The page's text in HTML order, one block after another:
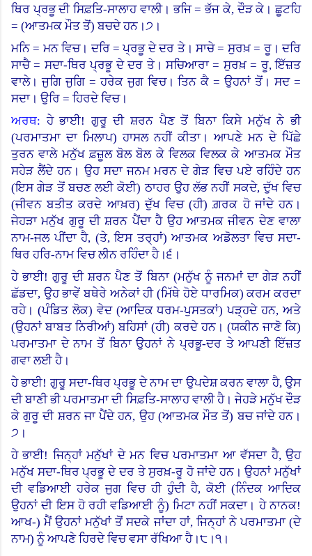
ਥਿਰ ਪ੍ਰਭੂ ਦੀ ਸਿਫ਼ਤਿ-ਸਾਲਾਹ ਵਾਲੀ। ਭਜਿ = ਭੱਜ ਕੇ, ਦੌੜ ਕੇ। ਛੂਟਹਿ
= (ਆਤਮਕ ਮੌਤ ਤੋਂ)ਬਚਦੇ ਹਨ।੭।
ਮਨਿ = ਮਨ ਵਿਚ। ਦਰਿ = ਪ੍ਰਭੂ ਦੇ ਦਰ ਤੇ। ਸਾਚੇ = ਸੁਰਖ਼ = ਰੂ। ਦਰਿ
ਸਾਚੈ = ਸਦਾ-ਥਿਰ ਪ੍ਰਭੂ ਦੇ ਦਰ ਤੇ। ਸਚਿਆਰਾ = ਸੁਰਖ਼ = ਰੂ, ਇੱਜ਼ਤ
ਵਾਲੇ। ਜੁਗਿ ਜੁਗਿ = ਹਰੇਕ ਜੁਗ ਵਿਚ। ਤਿਨ ਕੈ = ਉਹਨਾਂ ਤੋਂ। ਸਦ =
ਸਦਾ।ਉਰਿ = ਹਿਰਦੇ ਵਿਚ।
ਅਰਥ: ਹੇ ਭਾਈ! ਗੁਰੂ ਦੀ ਸ਼ਰਨ ਪੈਣ ਤੋਂ ਬਿਨਾ ਕਿਸੇ ਮਨੁੱਖ ਨੇ ਭੀ
(ਪਰਮਾਤਮਾ ਦਾ ਮਿਲਾਪ)ਹਾਸਲ ਨਹੀਂ ਕੀਤਾ। ਆਪਣੇ ਮਨ ਦੇ ਪਿੱਛੇ
ਤੁਰਨ ਵਾਲੇ ਮਨੁੱਖ ਫ਼ਜ਼ੂਲ ਬੋਲ ਬੋਲ ਕੇ ਵਿਲਕ ਵਿਲਕ ਕੇ ਆਤਮਕ ਮੌਤ
ਸਹੇੜ ਲੈਂਦੇ ਹਨ। ਉਹ ਸਦਾ ਜਨਮ ਮਰਨ ਦੇ ਗੇੜ ਵਿਚ ਪਏ ਰਹਿੰਦੇ ਹਨ
(ਇਸ ਗੇੜ ਤੋਂ ਬਚਣ ਲਈ ਕੋਈ) ਠਾਹਰ ਉਹ ਲੱਭ ਨਹੀਂ ਸਕਦੇ, ਦੁੱਖ ਵਿਚ
(ਜੀਵਨ ਬਤੀਤ ਕਰਦੇ ਆਖ਼ਰ) ਦੁੱਖ ਵਿਚ (ਹੀ) ਗ਼ਰਕ ਹੋ ਜਾਂਦੇ ਹਨ।
ਜੇਹੜਾ ਮਨੁੱਖ ਗੁਰੂ ਦੀ ਸ਼ਰਨ ਪੈਂਦਾ ਹੈ ਉਹ ਆਤਮਕ ਜੀਵਨ ਦੇਣ ਵਾਲਾ
ਨਾਮ-ਜਲ ਪੀਂਦਾ ਹੈ, (ਤੇ, ਇਸ ਤਰ੍ਹਾਂ) ਆਤਮਕ ਅਡੋਲਤਾ ਵਿਚ ਸਦਾ-
ਥਿਰ ਹਰਿ-ਨਾਮ ਵਿਚ ਲੀਨ ਰਹਿੰਦਾ ਹੈ।੬।
ਹੇ ਭਾਈ! ਗੁਰੂ ਦੀ ਸ਼ਰਨ ਪੈਣ ਤੋਂ ਬਿਨਾ (ਮਨੁੱਖ ਨੂੰ ਜਨਮਾਂ ਦਾ ਗੇੜ ਨਹੀਂ
ਛੱਡਦਾ, ਉਹ ਭਾਵੇਂ ਬਥੇਰੇ ਅਨੇਕਾਂ ਹੀ (ਮਿੱਥੇ ਹੋਏ ਧਾਰਮਿਕ)ਕਰਮ ਕਰਦਾ
ਰਹੇ। (ਪੰਡਿਤ ਲੋਕ) ਵੇਦ (ਆਦਿਕ ਧਰਮ-ਪੁਸਤਕਾਂ) ਪੜ੍ਹਦੇ ਹਨ, ਅਤੇ
(ਉਹਨਾਂ ਬਾਬਤ ਨਿਰੀਆਂ) ਬਹਿਸਾਂ (ਹੀ) ਕਰਦੇ ਹਨ। (ਯਕੀਨ ਜਾਣੋ ਕਿ)
ਪਰਮਾਤਮਾ ਦੇ ਨਾਮ ਤੋਂ ਬਿਨਾ ਉਹਨਾਂ ਨੇ ਪ੍ਰਭੂ-ਦਰ ਤੇ ਆਪਣੀ ਇੱਜ਼ਤ
ਗਵਾ ਲਈ ਹੈ।
ਹੇ ਭਾਈ! ਗੁਰੂ ਸਦਾ-ਥਿਰ ਪ੍ਰਭੂ ਦੇ ਨਾਮ ਦਾ ਉਪਦੇਸ਼ ਕਰਨ ਵਾਲਾ ਹੈ, ਉਸ
ਦੀ ਬਾਣੀ ਭੀ ਪਰਮਾਤਮਾ ਦੀ ਸਿਫ਼ਤਿ-ਸਾਲਾਹ ਵਾਲੀ ਹੈ। ਜੇਹੜੇ ਮਨੁੱਖ ਦੌੜ
ਕੇ ਗੁਰੂ ਦੀ ਸ਼ਰਨ ਜਾ ਪੈਂਦੇ ਹਨ, ਉਹ (ਆਤਮਕ ਮੌਤ ਤੋਂ)ਬਚ ਜਾਂਦੇ ਹਨ।
੭।
ਹੇ ਭਾਈ! ਜਿਨ੍ਹਾਂ ਮਨੁੱਖਾਂ ਦੇ ਮਨ ਵਿਚ ਪਰਮਾਤਮਾ ਆ ਵੱਸਦਾ ਹੈ, ਉਹ
ਮਨੁੱਖ ਸਦਾ-ਥਿਰ ਪ੍ਰਭੂ ਦੇ ਦਰ ਤੇ ਸੁਰਖ਼-ਰੂ ਹੋ ਜਾਂਦੇ ਹਨ। ਉਹਨਾਂ ਮਨੁੱਖਾਂ
ਦੀ ਵਡਿਆਈ ਹਰੇਕ ਜੁਗ ਵਿਚ ਹੀ ਹੁੰਦੀ ਹੈ, ਕੋਈ (ਨਿੰਦਕ ਆਦਿਕ
ਉਹਨਾਂ ਦੀ ਇਸ ਹੋ ਰਹੀ ਵਡਿਆਈ ਨੂੰ) ਮਿਟਾ ਨਹੀਂ ਸਕਦਾ।ਹੇ ਨਾਨਕ!
ਆਖ-)ਮੈਂ ਉਹਨਾਂ ਮਨੁੱਖਾਂ ਤੋਂ ਸਦਕੇ ਜਾਂਦਾ ਹਾਂ, ਜਿਨ੍ਹਾਂ ਨੇ ਪਰਮਾਤਮਾ (ਦੇ
ਨਾਮ) ਨੂੰ ਆਪਣੇ ਹਿਰਦੇ ਵਿਚ ਵਸਾ ਰੱਖਿਆ ਹੈ।੮।੧।